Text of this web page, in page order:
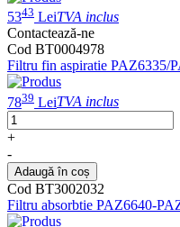
5343 LeiTVA inclus
Contactează-ne
Cod BT0004978
Filtru fin aspiratie PAZ6335/
7839 LeiTVA inclus
+
-
Adaugă în coș
Cod BT3002032
Filtru absorbtie PAZ6640-